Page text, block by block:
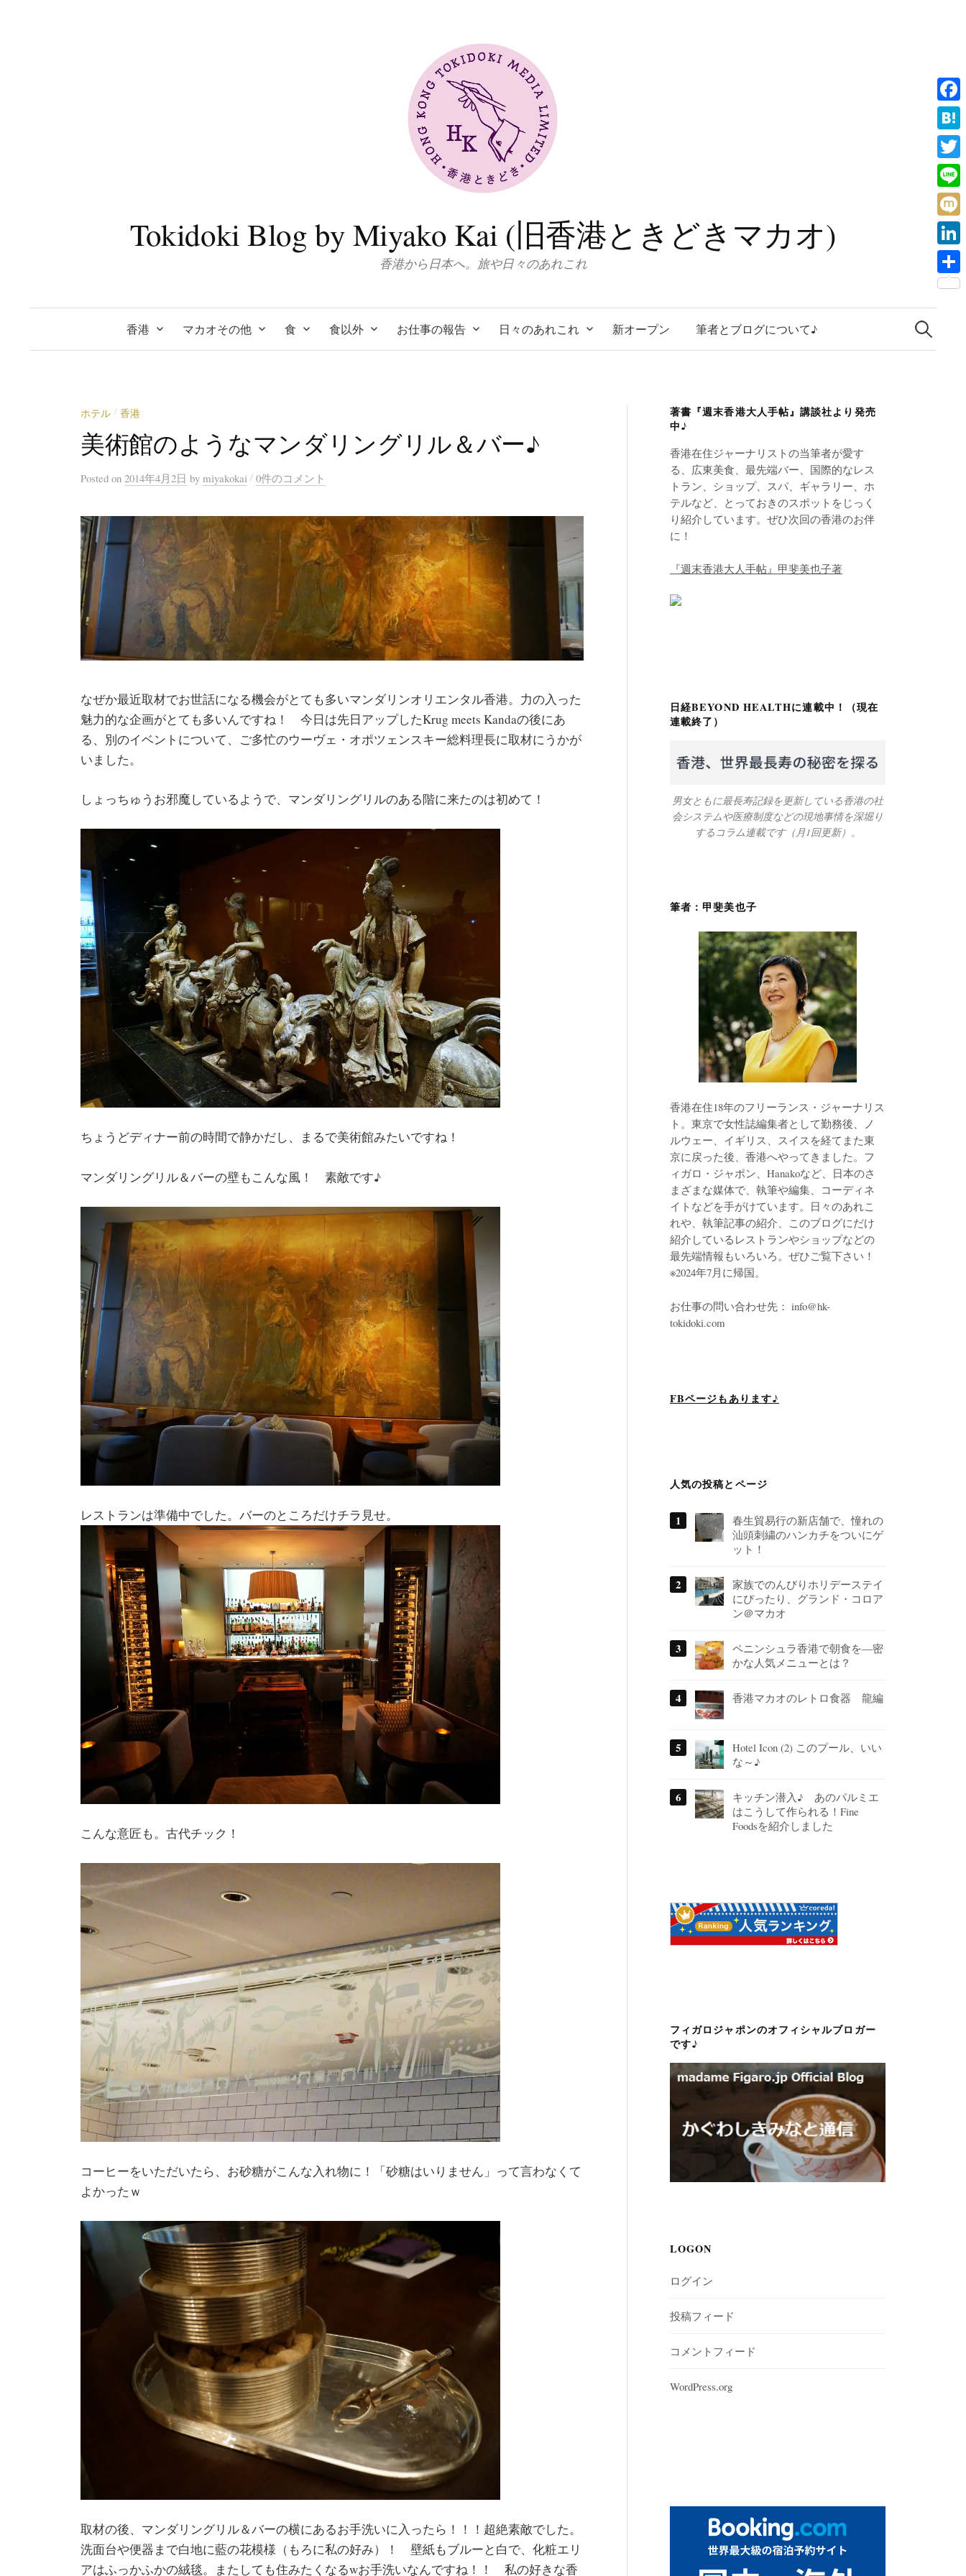
Tokidoki Blog by Miyako Kai (旧香港ときどきマカオ)
香港から日本へ。旅や日々のあれこれ
香港 マカオその他 食 食以外 お仕事の報告 日々のあれこれ 新オープン 筆者とブログについて♪
検
索:
ホテル / 香港
美術館のようなマンダリングリル＆バー♪
Posted on 2014年4月2日 by miyakokai / 0件のコメント
なぜか最近取材でお世話になる機会がとても多いマンダリンオリエンタル香港。力の入った
魅力的な企画がとても多いんですね！ 今日は先日アップしたKrug meets Kandaの後にあ
る、別のイベントについて、ご多忙のウーヴェ・オポツェンスキー総料理長に取材にうかが
いました。
しょっちゅうお邪魔しているようで、マンダリングリルのある階に来たのは初めて！
ちょうどディナー前の時間で静かだし、まるで美術館みたいですね！
マンダリングリル＆バーの壁もこんな風！ 素敵です♪
レストランは準備中でした。バーのところだけチラ見せ。
こんな意匠も。古代チック！
コーヒーをいただいたら、お砂糖がこんな入れ物に！「砂糖はいりません」って言わなくて
よかったｗ
取材の後、マンダリングリル＆バーの横にあるお手洗いに入ったら！！！超絶素敵でした。
洗面台や便器まで白地に藍の花模様（もろに私の好み）！ 壁紙もブルーと白で、化粧エリ
アはふっかふかの絨毯。またしても住みたくなるwお手洗いなんですね！！ 私の好きな香
著書『週末香港大人手帖』講談社より発売
中♪
香港在住ジャーナリストの当筆者が愛す
る、広東美食、最先端バー、国際的なレス
トラン、ショップ、スパ、ギャラリー、ホ
テルなど、とっておきのスポットをじっく
り紹介しています。ぜひ次回の香港のお伴
に！
『週末香港大人手帖』甲斐美也子著
日経BEYOND HEALTHに連載中！（現在
連載終了）
男女ともに最長寿記録を更新している香港の社
会システムや医療制度などの現地事情を深堀り
するコラム連載です（月1回更新）。
筆者：甲斐美也子
香港在住18年のフリーランス・ジャーナリス
ト。東京で女性誌編集者として勤務後、ノ
ルウェー、イギリス、スイスを経てまた東
京に戻った後、香港へやってきました。フ
ィガロ・ジャポン、Hanakoなど、日本のさ
まざまな媒体で、執筆や編集、コーディネ
イトなどを手がけています。日々のあれこ
れや、執筆記事の紹介、このブログにだけ
紹介しているレストランやショップなどの
最先端情報もいろいろ。ぜひご覧下さい！
※2024年7月に帰国。
お仕事の問い合わせ先： info@hk-
tokidoki.com
FBページもあります♪
人気の投稿とページ
春生貿易行の新店舗で、憧れの
汕頭刺繍のハンカチをついにゲ
ット！
家族でのんびりホリデーステイ
にぴったり、グランド・コロア
ン＠マカオ
ペニンシュラ香港で朝食を―密
かな人気メニューとは？
香港マカオのレトロ食器 龍編
Hotel Icon (2) このプール、いい
な～♪
キッチン潜入♪ あのパルミエ
はこうして作られる！Fine
Foodsを紹介しました
フィガロジャポンのオフィシャルブロガー
です♪
LOGON
ログイン
投稿フィード
コメントフィード
WordPress.org
F
a
c
e
b
o
o
k
H
a
t
e
n
a
T
w
i
t
e
L
i
n
e
M
i
x
L
i
共